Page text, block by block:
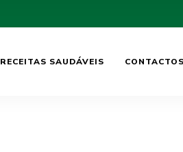
RECEITAS SAUDÁVEIS